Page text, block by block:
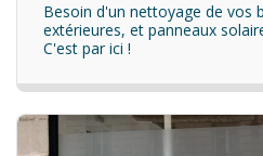
Besoin d'un nettoyage de vos
extérieures, et panneaux
C'est par ici !